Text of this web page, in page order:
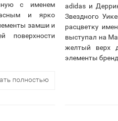
с именем
и ярко
замши и
поверхности
полностью
adidas и
Звездного
расцветку
выступал на
желтый верх
элементы